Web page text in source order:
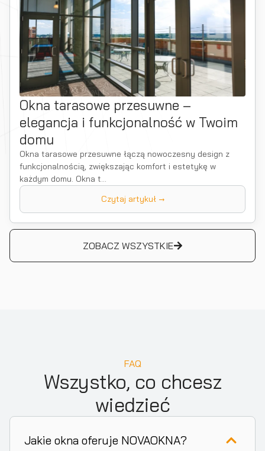
ZOBACZ WSZYSTKIE
Okna tarasowe przesuwne –
elegancja i funkcjonalność w Twoim
domu
Okna tarasowe przesuwne łączą nowoczesny design z
funkcjonalnością, zwiększając komfort i estetykę w
każdym domu. Okna t...
Czytaj artykuł →
FAQ
Wszystko, co chcesz
wiedzieć
Jakie okna oferuje NOVAOKNA?